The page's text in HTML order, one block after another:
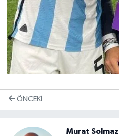
ÖNCEKI
Murat Solmaz